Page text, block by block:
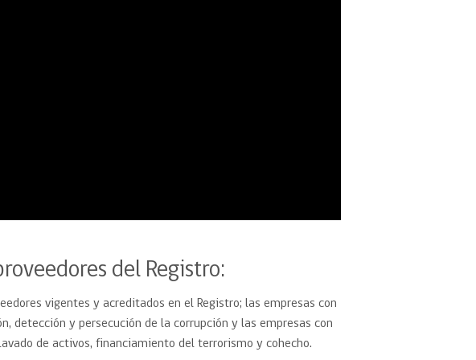
del Registro:
vigentes y acreditados en el Registro; las empresas con
detección y persecución de la corrupción y las empresas con
de activos, financiamiento del terrorismo y cohecho.